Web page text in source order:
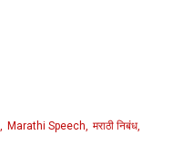
Marathi Speech
मराठी निबंध